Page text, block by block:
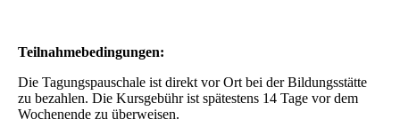
Teilnahmebedingungen:
Die Tagungspauschale ist direkt vor Ort bei der Bildungsstätte
zu bezahlen. Die Kursgebühr ist spätestens 14 Tage vor dem
Wochenende zu überweisen.